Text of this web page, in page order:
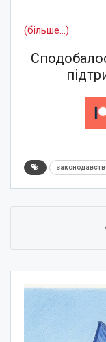
(більше…)